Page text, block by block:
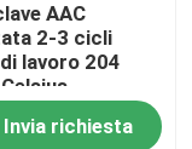
AAC
2-3 cicli
lavoro 204
di
Invia richiesta